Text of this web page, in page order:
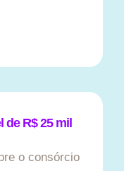
R$ 25 mil
o consórcio